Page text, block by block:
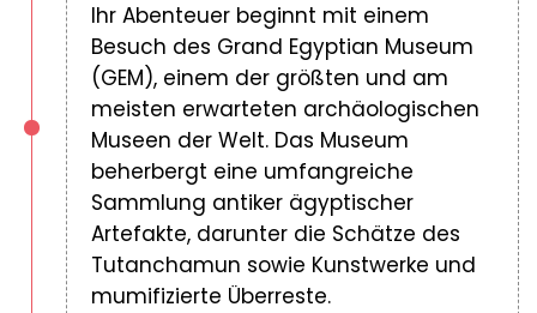
Ihr Abenteuer beginnt mit einem
Besuch des Grand Egyptian Museum
(GEM), einem der größten und am
meisten erwarteten archäologischen
Museen der Welt. Das Museum
beherbergt eine umfangreiche
Sammlung antiker ägyptischer
Artefakte, darunter die Schätze des
Tutanchamun sowie Kunstwerke und
mumifizierte Überreste.